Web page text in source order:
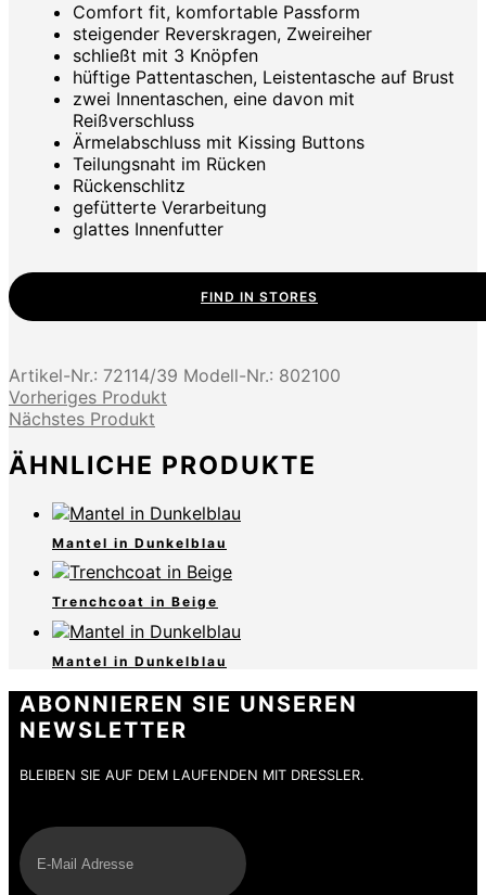
Comfort fit, komfortable Passform
steigender Reverskragen, Zweireiher
schließt mit 3 Knöpfen
hüftige Pattentaschen, Leistentasche auf Brust
zwei Innentaschen, eine davon mit
Reißverschluss
Ärmelabschluss mit Kissing Buttons
Teilungsnaht im Rücken
Rückenschlitz
gefütterte Verarbeitung
glattes Innenfutter
FIND IN STORES
Artikel-Nr.: 72114/39 Modell-Nr.: 802100
Vorheriges Produkt
Nächstes Produkt
ÄHNLICHE PRODUKTE
Mantel in Dunkelblau
Trenchcoat in Beige
Mantel in Dunkelblau
ABONNIEREN SIE UNSEREN
NEWSLETTER
BLEIBEN SIE AUF DEM LAUFENDEN MIT DRESSLER.